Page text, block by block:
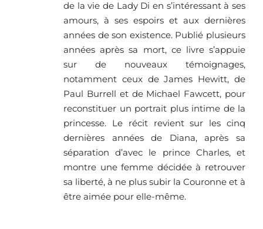
de la vie de Lady Di en s’intéressant à ses
amours, à ses espoirs et aux dernières
années de son existence. Publié plusieurs
années après sa mort, ce livre s’appuie
sur de nouveaux témoignages,
notamment ceux de James Hewitt, de
Paul Burrell et de Michael Fawcett, pour
reconstituer un portrait plus intime de la
princesse. Le récit revient sur les cinq
dernières années de Diana, après sa
séparation d’avec le prince Charles, et
montre une femme décidée à retrouver
sa liberté, à ne plus subir la Couronne et à
être aimée pour elle-même.